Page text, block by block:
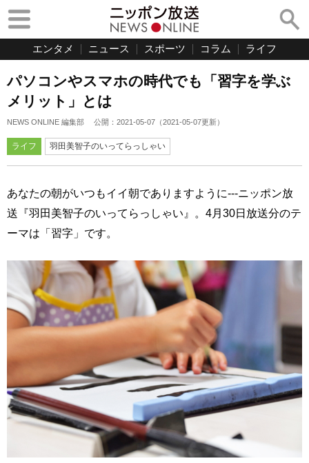
エンタメ ニュース スポーツ コラム ライフ
パソコンやスマホの時代でも「習字を学ぶ
メリット」とは
NEWS ONLINE 編集部 公開： 2021-05-07 （2021-05-07更新）
ライフ 羽田美智子のいってらっしゃい
あなたの朝がいつもイイ朝でありますように---ニッポン放
送『羽田美智子のいってらっしゃい』。4月30日放送分のテ
ーマは「習字」です。